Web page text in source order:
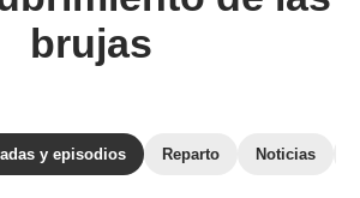
brujas
y episodios Reparto Noticias